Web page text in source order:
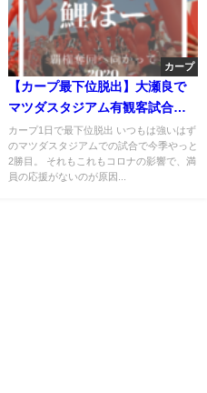
カープ
【カープ最下位脱出】大瀬良で
マツダスタジアム有観客試合初
勝利-ヒロイン堂林選手の全文掲
載-
カープ1日で最下位脱出 いつもは強いはず
のマツダスタジアムでの試合で今季やっと
2勝目。 それもこれもコロナの影響で、満
員の応援がないのが原因...